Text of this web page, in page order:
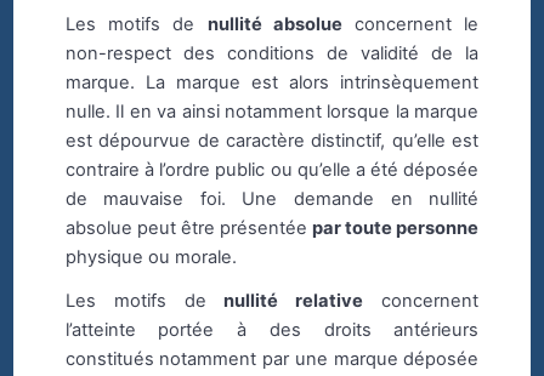
Les motifs de nullité absolue concernent le
non-respect des conditions de validité de la
marque. La marque est alors intrinsèquement
nulle. Il en va ainsi notamment lorsque la marque
est dépourvue de caractère distinctif, qu’elle est
contraire à l’ordre public ou qu’elle a été déposée
de mauvaise foi. Une demande en nullité
absolue peut être présentéepar toute personne
physique ou morale.
Les motifs denullité relative concernent
l’atteinte portée à des droits antérieurs
constitués notamment par une marque déposée